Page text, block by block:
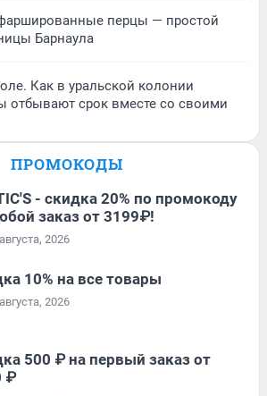
перцы — простой
Барнаула
Как в уральской колонии
срок вместе со своими
ПРОМОКОДЫ
- скидка 20% по промокоду
заказ от 3199₽!
2026
10% на все товары
2026
500 ₽ на первый заказ от
₽